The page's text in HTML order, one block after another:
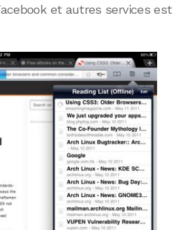
et autres services est